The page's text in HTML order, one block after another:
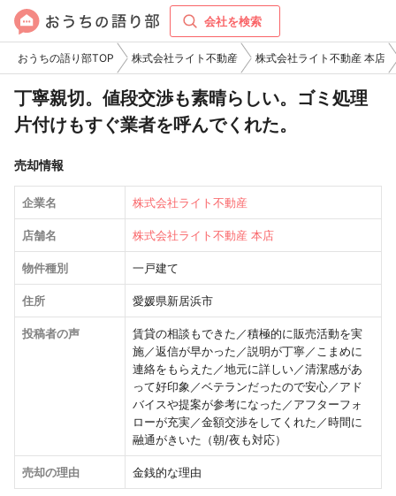
会社を検索
おうちの語り部TOP 株式会社ライト不動産 株式会社ライト不動産 本店
丁寧親切。値段交渉も素晴らしい。ゴミ処理
片付けもすぐ業者を呼んでくれた。
売却情報
企業名 株式会社ライト不動産
店舗名 株式会社ライト不動産 本店
物件種別 一戸建て
住所 愛媛県新居浜市
投稿者の声
賃貸の相談もできた／積極的に販売活動を実
施／返信が早かった／説明が丁寧／こまめに
連絡をもらえた／地元に詳しい／清潔感があ
って好印象／ベテランだったので安心／アド
バイスや提案が参考になった／アフターフォ
ローが充実／金額交渉をしてくれた／時間に
融通がきいた（朝/夜も対応）
売却の理由 金銭的な理由